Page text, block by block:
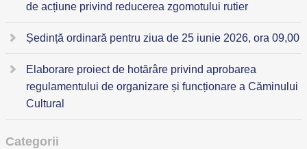
de acțiune privind reducerea zgomotului rutier
Ședință ordinară pentru ziua de 25 iunie 2026, ora 09,00
Elaborare proiect de hotărâre privind aprobarea
regulamentului de organizare și funcționare a Căminului
Cultural
Categorii